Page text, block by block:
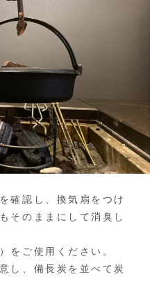
確認し、換気扇をつけ
そのままにして消臭し
をご使用ください。
し、備長炭を並べて炭